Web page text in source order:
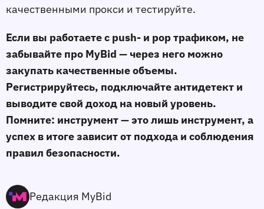
качественными прокси и тестируйте.
Если вы работаете с push- и pop трафиком, не
забывайте про MyBid — через него можно
закупать качественные объемы.
Регистрируйтесь, подключайте антидетект и
выводите свой доход на новый уровень.
Помните: инструмент — это лишь инструмент, а
успех в итоге зависит от подхода и соблюдения
правил безопасности.
Редакция MyBid